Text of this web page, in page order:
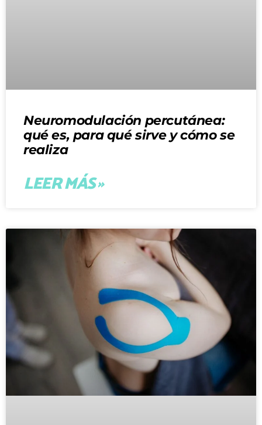
Neuromodulación percutánea:
qué es, para qué sirve y cómo se
realiza
LEER MÁS »